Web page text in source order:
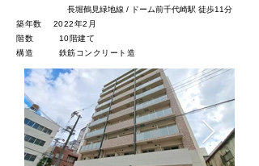
長堀鶴見緑地線 / ドーム前千代崎駅 徒歩11分
築年数 2022年2月
階数 10階建て
​構造 鉄筋コンクリート造